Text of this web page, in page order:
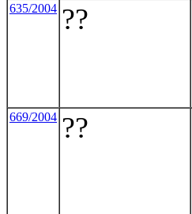
635/2004 ??
669/2004 ??